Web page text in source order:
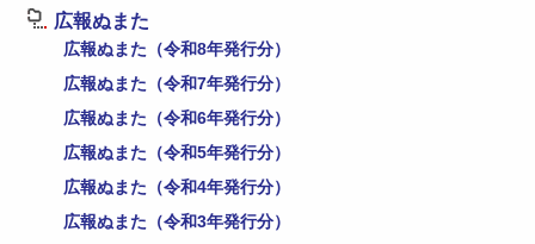
広報ぬまた
広報ぬまた（令和8年発行分）
広報ぬまた（令和7年発行分）
広報ぬまた（令和6年発行分）
広報ぬまた（令和5年発行分）
広報ぬまた（令和4年発行分）
広報ぬまた（令和3年発行分）